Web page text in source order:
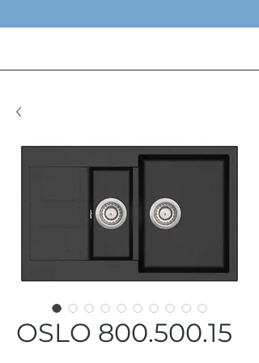
OSLO 800.500.15